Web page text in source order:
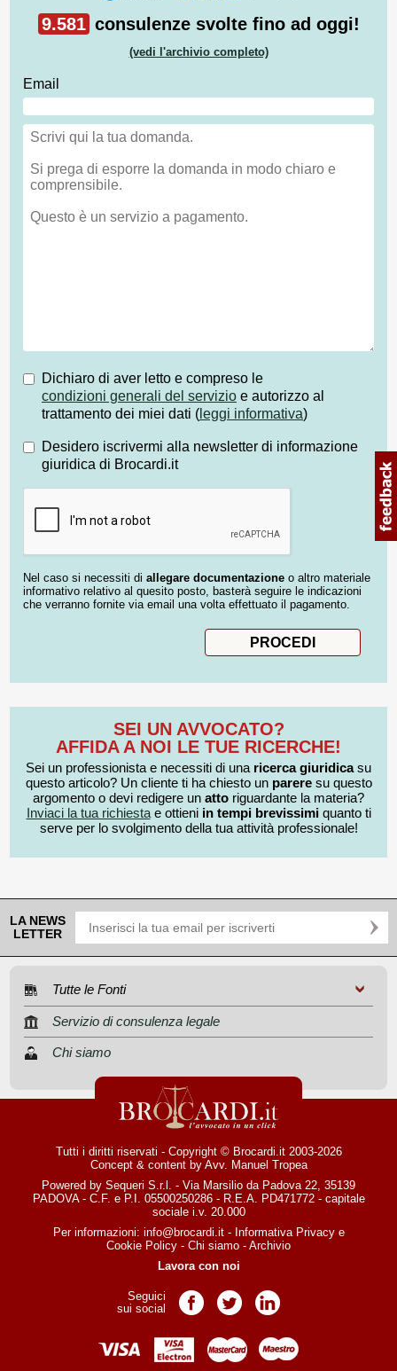
9.581 consulenze svolte fino ad oggi!
(vedi l'archivio completo)
Email
Dichiaro di aver letto e compreso le
condizioni generali del servizio e autorizzo al
trattamento dei miei dati ( leggi informativa)
Desidero iscrivermi alla newsletter di informazione
giuridica di Brocardi.it
Nel caso si necessiti di allegare documentazione o altro materiale
informativo relativo al quesito posto, basterà seguire le indicazioni
che verranno fornite via email una volta effettuato il pagamento.
SEI UN AVVOCATO?
AFFIDA A NOI LE TUE RICERCHE!
Sei un professionista e necessiti di una ricerca giuridicasu
questo articolo? Un cliente ti ha chiesto un pareresu questo
argomento o devi redigere un atto riguardante la materia?
Inviaci la tua richiestae ottieni in tempi brevissimiquanto ti
serve per lo svolgimento della tua attività professionale!
LA NEWS
LETTER
Tutte le Fonti
Servizio di consulenza legale
Chi siamo
Tutti i diritti riservati - Copyright © Brocardi.it 2003-2026
Concept & content by Avv. Manuel Tropea
Powered by Sequeri S.r.l. - Via Marsilio da Padova 22, 35139
PADOVA - C.F. e P.I. 05500250286 - R.E.A. PD471772 - capitale
sociale i.v. 20.000
Per informazioni: info@brocardi.it- Informativa Privacye
Cookie Policy - Chi siamo - Archivio
Lavora con noi
Seguici
sui social
Pagina Facebook
Pagina TwitterPagina LinkedIn